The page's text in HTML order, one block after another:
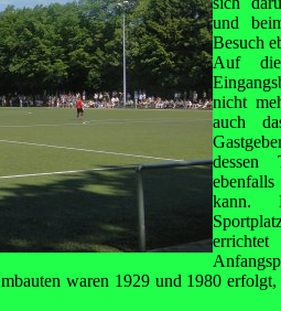
und
Besuch
Auf
nicht
auch
dessen
kann.
waren 1929 und 1980